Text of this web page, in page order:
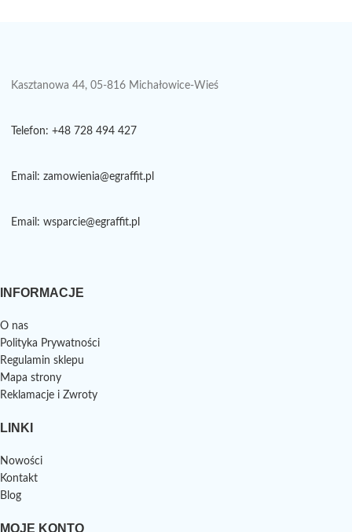
Kasztanowa 44, 05-816 Michałowice-Wieś
Telefon: +48 728 494 427
Email: zamowienia@egraffit.pl
Email: wsparcie@egraffit.pl
INFORMACJE
O nas
Polityka Prywatności
Regulamin sklepu
Mapa strony
Reklamacje i Zwroty
LINKI
Nowości
Kontakt
Blog
MOJE KONTO